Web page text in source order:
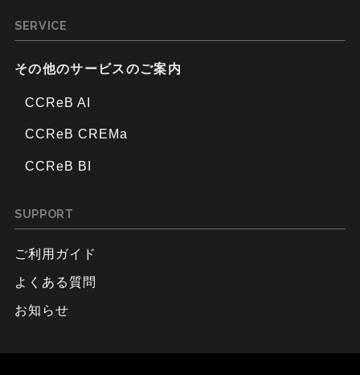
SERVICE
その他のサービスのご案内
CCReB AI
CCReB CREMa
CCReB BI
SUPPORT
ご利用ガイド
よくある質問
お知らせ